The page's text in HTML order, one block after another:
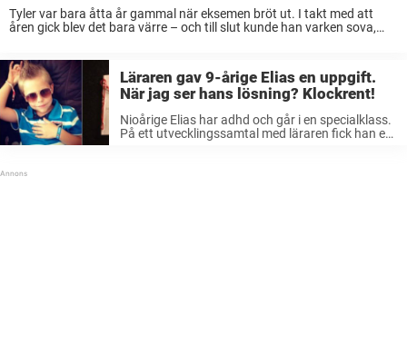
Tyler var bara åtta år gammal när eksemen bröt ut. I takt med att
åren gick blev det bara värre – och till slut kunde han varken sova,
Läraren gav 9-årige Elias en uppgift.
När jag ser hans lösning? Klockrent!
Nioårige Elias har adhd och går i en specialklass.
På ett utvecklingssamtal med läraren fick han en